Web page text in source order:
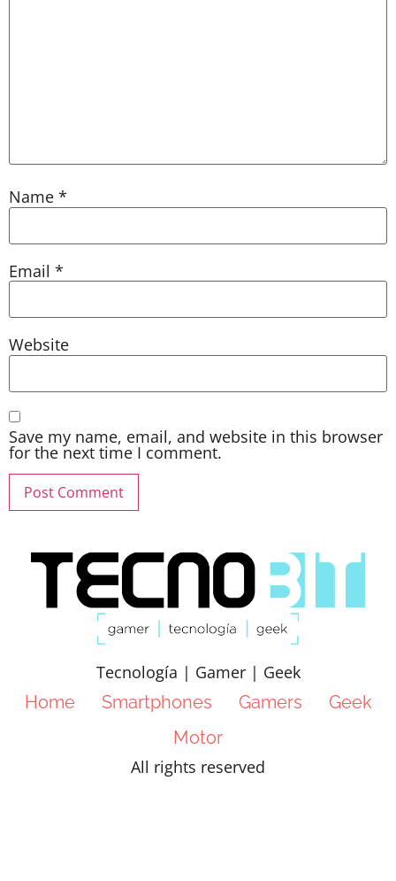
Name *
Email *
Website
Save my name, email, and website in this browser
for the next time I comment.
Tecnología | Gamer | Geek
Home
Smartphones Gamers
Geek
Motor
All rights reserved